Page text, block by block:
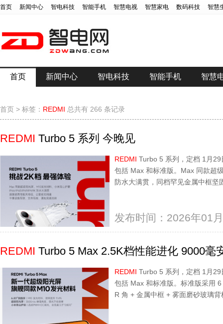
首页 新闻中心 智电科技 智能手机 智慧电视 智慧家电 数码科技 智慧
首页 新闻中心 智电科技 智能手机 智慧
首页 > 标签： REDMI 总共有 266 条记录
REDMI Turbo 5 系列 今晚见
REDMI Turbo 5 系列，定档 1月
包括 Max 和标准版。Max 同款超
防水大满贯，同档罕见金属中框坚
发布时间：2026年01
REDMI Turbo 5 Max 2.5K档性能进化 9000毫
REDMI Turbo 5 系列，定档 1月
包括 Max 和标准版。标准版采用
R 角 + 金属中框 + 雾面磨砂玻璃